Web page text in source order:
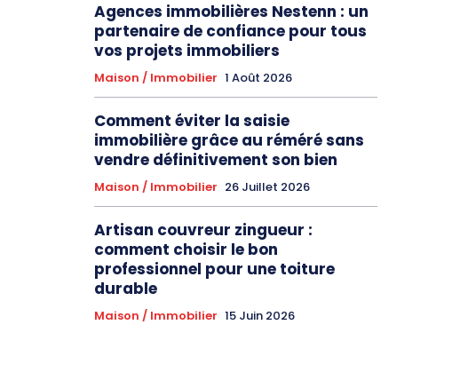
Agences immobilières Nestenn : un
partenaire de confiance pour tous
vos projets immobiliers
Maison / Immobilier 1 Août 2026
Comment éviter la saisie
immobilière grâce au réméré sans
vendre définitivement son bien
Maison / Immobilier 26 Juillet 2026
Artisan couvreur zingueur :
comment choisir le bon
professionnel pour une toiture
durable
Maison / Immobilier 15 Juin 2026